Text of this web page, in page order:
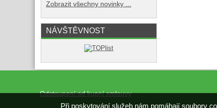
Zobrazit všechny novinky ...
NÁVŠTĚVNOST
Odstoupení od kupní smlouvy
Při poskytování služeb nám pomáhají soubory